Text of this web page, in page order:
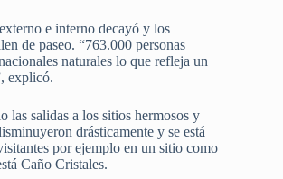
e interno decayó y los
de paseo. “763.000 personas
naturales lo que refleja un
explicó.
las salidas a los sitios hermosos y
drásticamente y se está
por ejemplo en un sitio como
Caño Cristales.